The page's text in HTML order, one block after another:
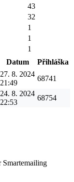
43
32
1
1
1
Datum
Přihláška
27. 8. 2024
21:49
68741
24. 8. 2024
22:53
68754